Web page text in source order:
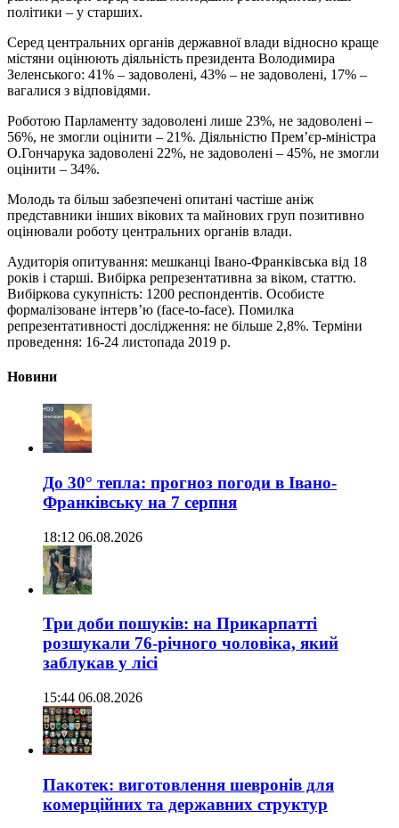
політики – у старших.
Серед центральних органів державної влади відносно краще
містяни оцінюють діяльність президента Володимира
Зеленського: 41% – задоволені, 43% – не задоволені, 17% –
вагалися з відповідями.
Роботою Парламенту задоволені лише 23%, не задоволені –
56%, не змогли оцінити – 21%. Діяльністю Прем’єр-міністра
О.Гончарука задоволені 22%, не задоволені – 45%, не змогли
оцінити – 34%.
Молодь та більш забезпечені опитані частіше аніж
представники інших вікових та майнових груп позитивно
оцінювали роботу центральних органів влади.
Аудиторія опитування: мешканці Івано-Франківська від 18
років і старші. Вибірка репрезентативна за віком, статтю.
Вибіркова сукупність: 1200 респондентів. Особисте
формалізоване інтерв’ю (face-to-face). Помилка
репрезентативності дослідження: не більше 2,8%. Терміни
проведення: 16-24 листопада 2019 р.
Новини
До 30° тепла: прогноз погоди в Івано-
Франківську на 7 серпня
18:12 06.08.2026
Три доби пошуків: на Прикарпатті
розшукали 76-річного чоловіка, який
заблукав у лісі
15:44 06.08.2026
Пакотек: виготовлення шевронів для
комерційних та державних структур